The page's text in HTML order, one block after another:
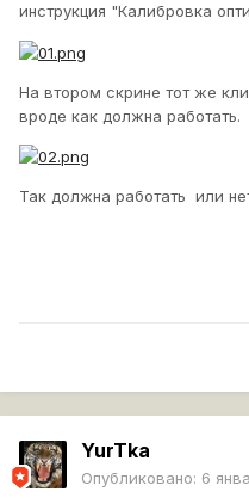
инструкция "Калибровка
На втором скрине тот же
вроде как должна работать.
Так должна работать или
YurTka
Опубликовано: 6